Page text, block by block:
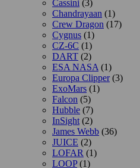
Cassini (3)
Chandrayaan (1)
Crew Dragon (17)
Cygnus (1)
CZ-6C (1)
DART (2)
ESA NASA (1)
Europa Clipper(3)
ExoMars (1)
Falcon (5)
Hubble (7)
InSight (2)
James Webb (36)
JUICE (2)
LOFAR (1)
LOOP(1)